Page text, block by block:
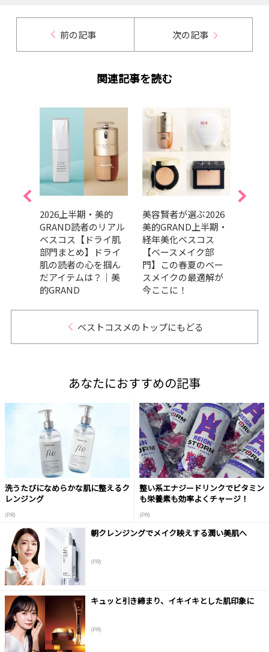
前の記事 次の記事
関連記事を読む
2026上半期・美的
GRAND読者のリアル
ベスコス【ドライ肌
部門まとめ】ドライ
肌の読者の心を掴ん
だアイテムは？｜美
的GRAND
美容賢者が選ぶ2026
美的GRAND上半期・
経年美化ベスコス
【ベースメイク部
門】この春夏のベー
スメイクの最適解が
今ここに！
ベストコスメのトップにもどる
あなたにおすすめの記事
洗うたびになめらかな肌に整えるク
レンジング
(PR)
整い系エナジードリンクでビタミン
も栄養素も効率よくチャージ！
(PR)
朝クレンジングでメイク映えする潤い美肌へ
(PR)
キュッと引き締まり、イキイキとした肌印象に
(PR)